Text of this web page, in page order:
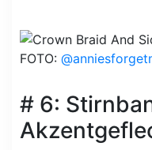
FOTO:
# 6: